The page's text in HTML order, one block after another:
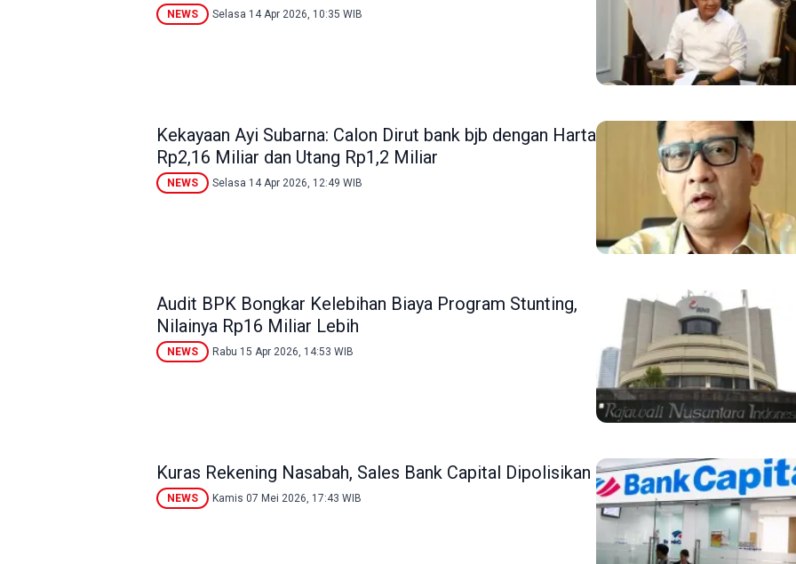
NEWS Selasa 14 Apr 2026, 10:35 WIB
Kekayaan Ayi Subarna: Calon Dirut bank bjb dengan Harta
Rp2,16 Miliar dan Utang Rp1,2 Miliar
NEWS Selasa 14 Apr 2026, 12:49 WIB
Audit BPK Bongkar Kelebihan Biaya Program Stunting,
Nilainya Rp16 Miliar Lebih
NEWS Rabu 15 Apr 2026, 14:53 WIB
Kuras Rekening Nasabah, Sales Bank Capital Dipolisikan
NEWS Kamis 07 Mei 2026, 17:43 WIB